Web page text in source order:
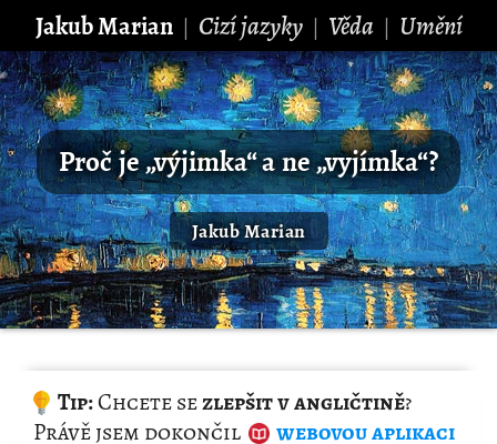
Jakub Marian| Cizí jazyky| Věda| Umění
Proč je „výjimka“ a ne „vyjímka“?
Jakub Marian
Tip:Chcete sezlepšit v angličtině?
Právě jsem dokončil
webovouaplikaci